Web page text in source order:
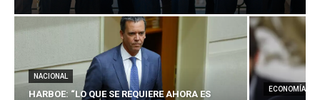
NACIONAL
HARBOE: “LO QUE SE REQUIERE AHORA ES
ECONOMÍA